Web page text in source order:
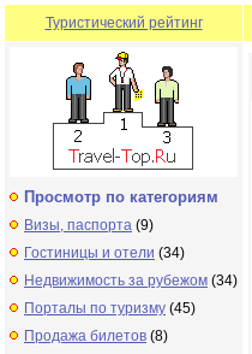
Туристический рейтинг
Просмотр по категориям
Визы, паспорта (9)
Гостиницы и отели (34)
Недвижимость за рубежом (34)
Порталы по туризму (45)
Продажа билетов (8)